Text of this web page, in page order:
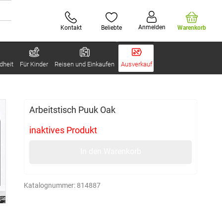
Kontakt Beliebte Anmelden Warenkorb
Für Kinder Reisen und Einkaufen Ausverkauf
Arbeitstisch Puuk Oak
inaktives Produkt
Katalognummer: 814887